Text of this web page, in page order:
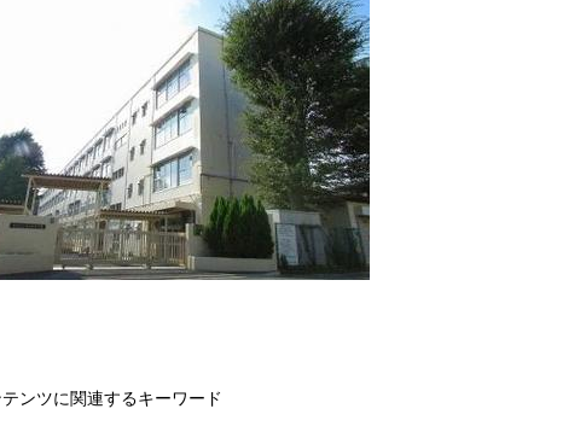
ンツに関連するキーワード